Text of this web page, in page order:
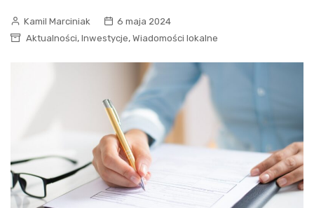
Kamil Marciniak
6 maja 2024
Aktualności, Inwestycje, Wiadomości lokalne